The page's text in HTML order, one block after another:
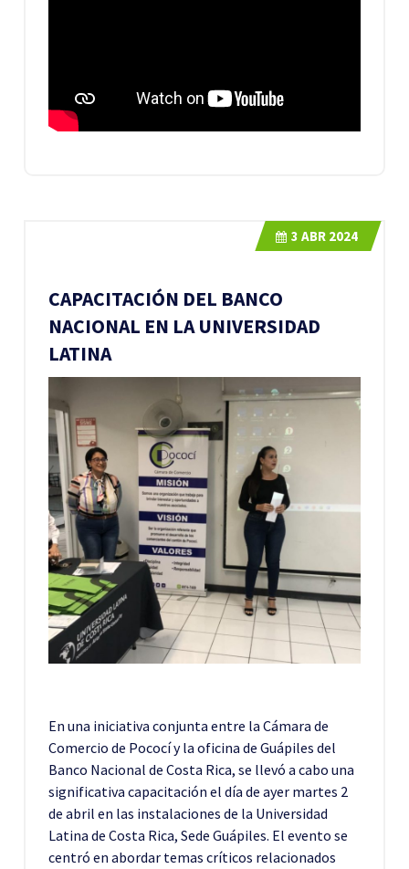
CAPACITACIÓN DEL BANCO
NACIONAL EN LA UNIVERSIDAD
LATINA
3 ABR 2024
En una iniciativa conjunta entre la Cámara de
Comercio de Pococí y la oficina de Guápiles del
Banco Nacional de Costa Rica, se llevó a cabo una
significativa capacitación el día de ayer martes 2
de abril en las instalaciones de la Universidad
Latina de Costa Rica, Sede Guápiles. El evento se
centró en abordar temas críticos relacionados